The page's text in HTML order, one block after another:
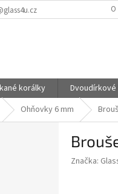
O
korálky
Ohňovky 6 mm
Značka: